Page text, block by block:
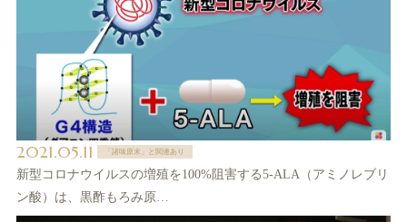
2021.05.11 「諸味原末」と関連あり
新型コロナウイルスの増殖を100%阻害する5-ALA（アミノレブリ
ン酸）は、黒酢もろみ原…